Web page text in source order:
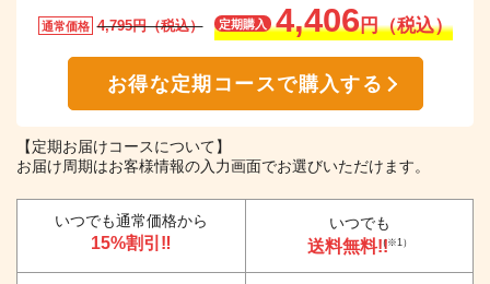
通常価格 4,795円（税込） 定期購入 4,406円（税込）
お得な定期コースで購入する
【定期お届けコースについて】
お届け周期はお客様情報の入力画面でお選びいただけます。
いつでも通常価格から
15%割引‼
いつでも
送料無料!!（※1）